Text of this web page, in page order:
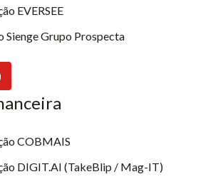
EVERSEE
Sienge Grupo Prospecta
COBMAIS
DIGIT.AI (TakeBlip / Mag-IT)